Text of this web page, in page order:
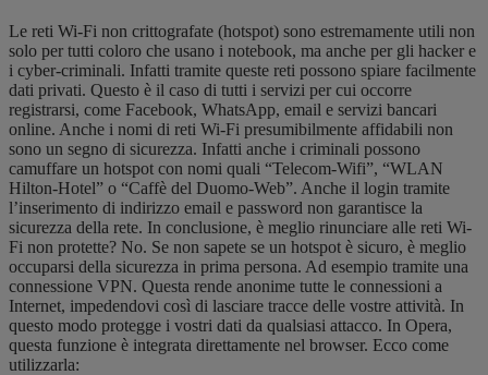
Le reti Wi-Fi non crittografate (hotspot) sono estremamente utili non
solo per tutti coloro che usano i notebook, ma anche per gli hacker e
i cyber-criminali. Infatti tramite queste reti possono spiare facilmente
dati privati. Questo è il caso di tutti i servizi per cui occorre
registrarsi, come Facebook, WhatsApp, email e servizi bancari
online. Anche i nomi di reti Wi-Fi presumibilmente affidabili non
sono un segno di sicurezza. Infatti anche i criminali possono
camuffare un hotspot con nomi quali “Telecom-Wifi”, “WLAN
Hilton-Hotel” o “Caffè del Duomo-Web”. Anche il login tramite
l’inserimento di indirizzo email e password non garantisce la
sicurezza della rete. In conclusione, è meglio rinunciare alle reti Wi-
Fi non protette? No. Se non sapete se un hotspot è sicuro, è meglio
occuparsi della sicurezza in prima persona. Ad esempio tramite una
connessione VPN. Questa rende anonime tutte le connessioni a
Internet, impedendovi così di lasciare tracce delle vostre attività. In
questo modo protegge i vostri dati da qualsiasi attacco. In Opera,
questa funzione è integrata direttamente nel browser. Ecco come
utilizzarla: